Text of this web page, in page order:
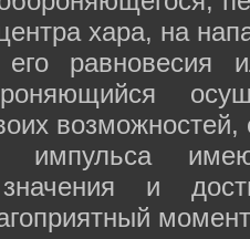
хара, на
равновесия
импульса
значения и